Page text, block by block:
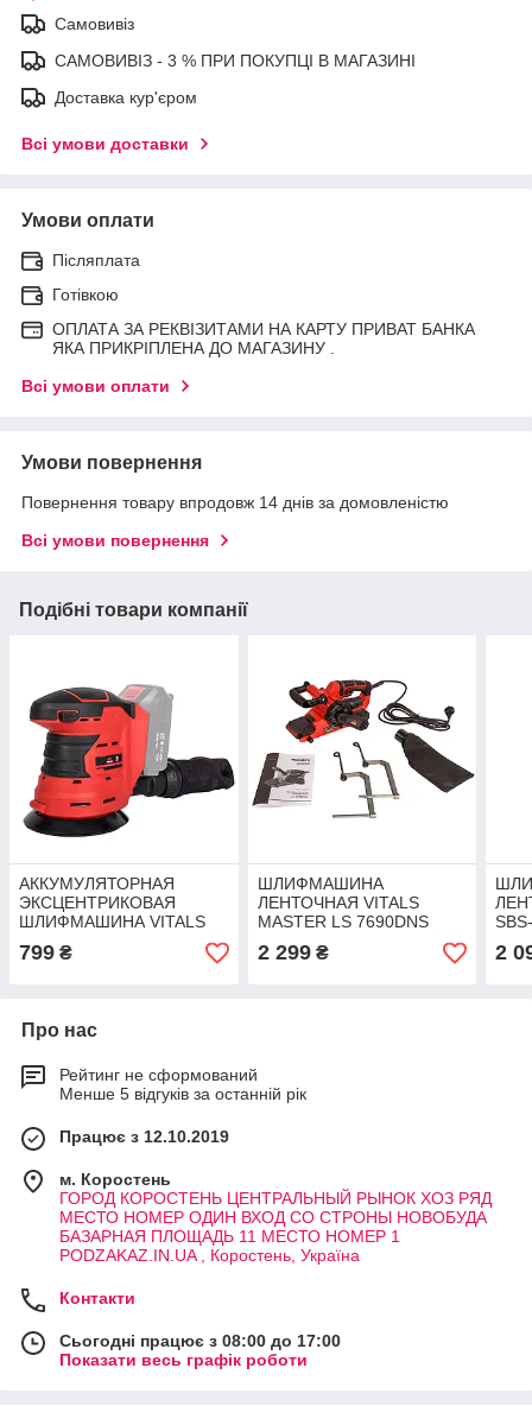
Самовивіз
САМОВИВІЗ - 3 % ПРИ ПОКУПЦІ В МАГАЗИНІ
Доставка кур'єром
Всі умови доставки
Умови оплати
Післяплата
Готівкою
ОПЛАТА ЗА РЕКВІЗИТАМИ НА КАРТУ ПРИВАТ БАНКА
ЯКА ПРИКРІПЛЕНА ДО МАГАЗИНУ .
Всі умови оплати
Умови повернення
Повернення товару впродовж 14 днів за домовленістю
Всі умови повернення
Подібні товари компанії
АККУМУЛЯТОРНАЯ
ЭКСЦЕНТРИКОВАЯ
ШЛИФМАШИНА VITALS
MASTER AVS 1814P
SMARTLINE
799 ₴
ШЛИФМАШИНА
ЛЕНТОЧНАЯ VITALS
MASTER LS 7690DNS
PROFESSIONAL СЕРИЯ
PODZAKAZ.IN.UA
2 299₴ 2
Про нас
Рейтинг не сформований
Менше 5 відгуків за останній рік
Працює з 12.10.2019
м. Коростень
ГОРОД КОРОСТЕНЬ ЦЕНТРАЛЬНЫЙ РЫНОК ХОЗ РЯД
МЕСТО НОМЕР ОДИН ВХОД СО СТРОНЫ НОВОБУДА
БАЗАРНАЯ ПЛОЩАДЬ 11 МЕСТО НОМЕР 1
PODZAKAZ.IN.UA , Коростень, Україна
Контакти
Сьогодні працює з 08:00 до 17:00
Показати весь графік роботи